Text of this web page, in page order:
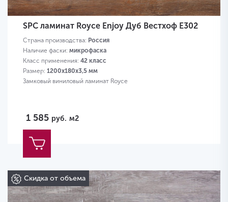
SPC ламинат Royce Enjoy Дуб Вестхоф Е302
Страна производства: Россия
Наличие фаски: микрофаска
Класс применения: 42 класс
Размер: 1200х180х3,5 мм
Замковый виниловый ламинат Royce
1 585 руб. м2
Скидка от объема